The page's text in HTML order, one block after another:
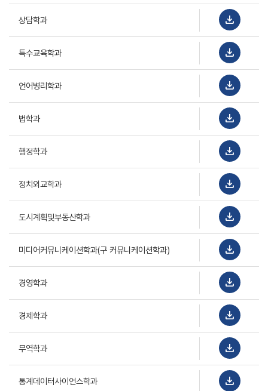
상담학과 download
특수교육학과 download
언어병리학과 download
법학과 download
행정학과 download
정치외교학과 download
도시계획및부동산학과 download
미디어커뮤니케이션학과(구 커뮤니케이션학과) download
경영학과 download
경제학과 download
무역학과 download
통계데이터사이언스학과 download